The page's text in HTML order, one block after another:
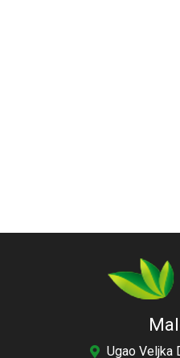
Ugao Veljka